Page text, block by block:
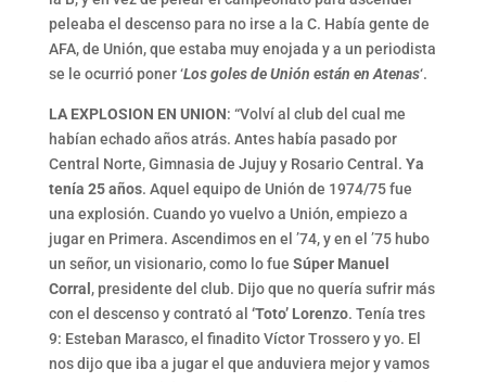
peleaba el descenso para no irse a la C. Había gente de
AFA, de Unión, que estaba muy enojada y a un periodista
se le ocurrió poner ‘Los goles de Unión están en Atenas‘.
LA EXPLOSION EN UNION: “Volví al club del cual me
habían echado años atrás. Antes había pasado por
Central Norte, Gimnasia de Jujuy y Rosario Central. Ya
tenía 25 años. Aquel equipo de Unión de 1974/75 fue
una explosión. Cuando yo vuelvo a Unión, empiezo a
jugar en Primera. Ascendimos en el ’74, y en el ’75 hubo
un señor, un visionario, como lo fue Súper Manuel
Corral , presidente del club. Dijo que no quería sufrir más
con el descenso y contrató al ‘Toto’ Lorenzo. Tenía tres
9: Esteban Marasco, el finadito Víctor Trossero y yo. El
nos dijo que iba a jugar el que anduviera mejor y vamos